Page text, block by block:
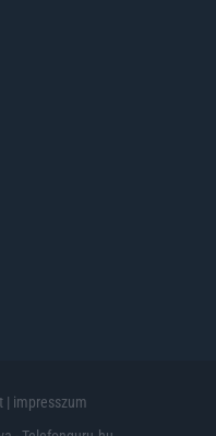
| impresszum